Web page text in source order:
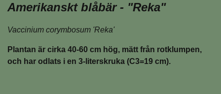
Amerikanskt blåbär - "Reka"
Vaccinium corymbosum 'Reka'
Plantan är cirka 40-60 cm hög, mätt från rotklumpen,
och har odlats i en 3-literskruka (C3=19 cm).